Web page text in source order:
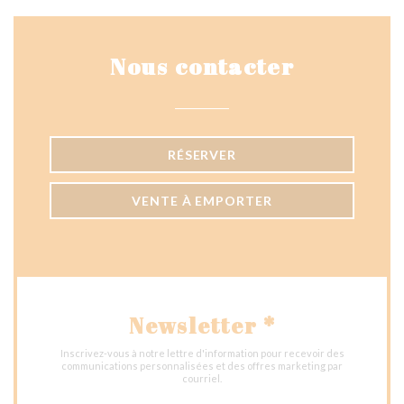
Nous contacter
RÉSERVER
VENTE À EMPORTER
Newsletter *
Inscrivez-vous à notre lettre d'information pour recevoir des
communications personnalisées et des offres marketing par
courriel.